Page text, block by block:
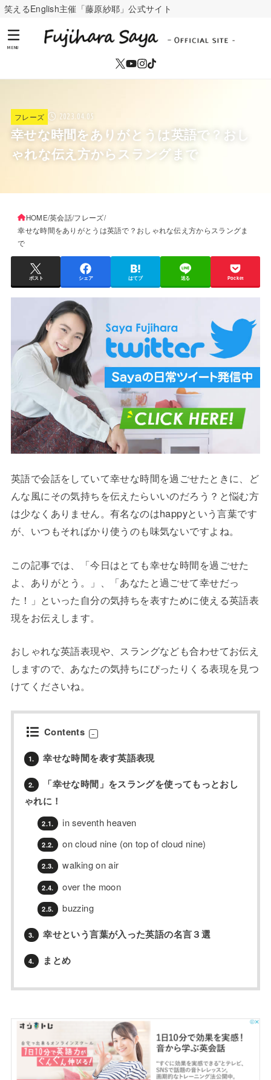
笑えるEnglish主催「藤原紗耶」公式サイト
MENU
フレーズ 2023.04.05
幸せな時間をありがとうは英語で？おし
ゃれな伝え方からスラングまで
HOME 英会話 フレーズ
幸せな時間をありがとうは英語で？おしゃれな伝え方からスラングま
で
ポスト シェア はてブ 送る Pocket
英語で会話をしていて幸せな時間を過ごせたときに、ど
んな風にその気持ちを伝えたらいいのだろう？と悩む方
は少なくありません。有名なのはhappyという言葉です
が、いつもそればかり使うのも味気ないですよね。
この記事では、「今日はとても幸せな時間を過ごせた
よ、ありがとう。」、「あなたと過ごせて幸せだっ
た！」といった自分の気持ちを表すために使える英語表
現をお伝えします。
おしゃれな英語表現や、スラングなども合わせてお伝え
しますので、あなたの気持ちにぴったりくる表現を見つ
けてくださいね。
Contents
1. 幸せな時間を表す英語表現
2.
「幸せな時間」をスラングを使ってもっとおし
ゃれに！
2.1. in seventh heaven
2.2. on cloud nine (on top of cloud nine)
2.3. walking on air
2.4. over the moon
2.5. buzzing
3. 幸せという言葉が入った英語の名言３選
4. まとめ